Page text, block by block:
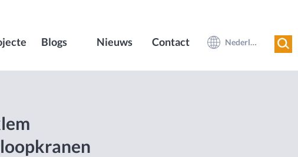
Blogs Nieuws Contact Nederlands